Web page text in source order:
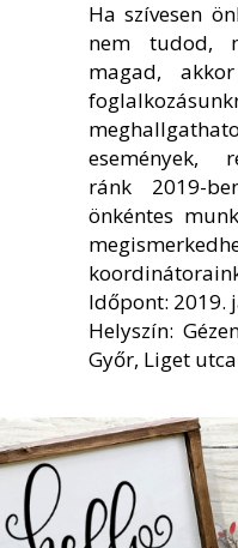
Ha szívesen
nem tudod,
magad,
események,
ránk 2019-
önkéntes
Időpont: 2019.
Helyszín:
Győr, Liget